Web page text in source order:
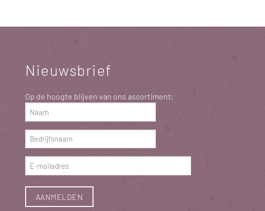
Nieuwsbrief
Op de hoogte blijven van ons assortiment:
Naam
(Vereist)
Bedrijfsnaam
(Vereist)
E-
mailadres
(Vereist)